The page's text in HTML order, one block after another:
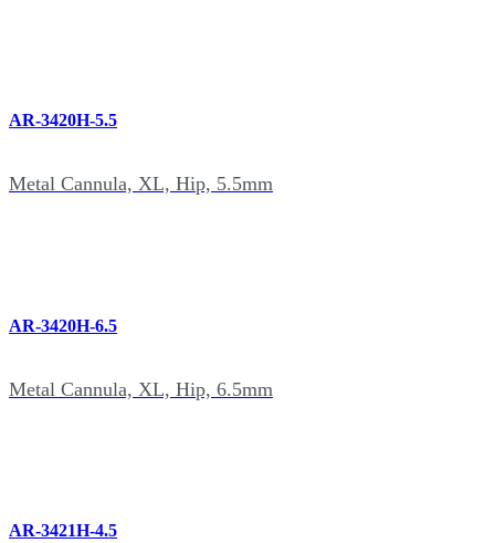
AR-3420H-5.5
Metal Cannula, XL, Hip, 5.5mm
AR-3420H-6.5
Metal Cannula, XL, Hip, 6.5mm
AR-3421H-4.5